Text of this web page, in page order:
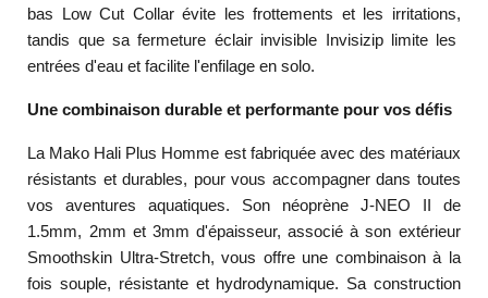
bas Low Cut Collar évite les frottements et les irritations,
tandis que sa fermeture éclair invisible Invisizip limite les
entrées d'eau et facilite l'enfilage en solo.
Une combinaison durable et performante pour vos défis
La Mako Hali Plus Homme est fabriquée avec des matériaux
résistants et durables, pour vous accompagner dans toutes
vos aventures aquatiques. Son néoprène J-NEO II de
1.5mm, 2mm et 3mm d'épaisseur, associé à son extérieur
Smoothskin Ultra-Stretch, vous offre une combinaison à la
fois souple, résistante et hydrodynamique. Sa construction